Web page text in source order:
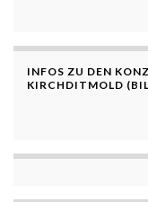
INFOS ZU DEN
KIRCHDITMOLD